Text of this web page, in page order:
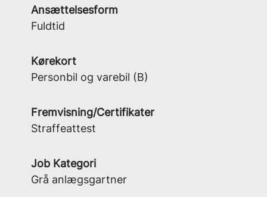
Ansættelsesform
Fuldtid
Kørekort
Personbil og varebil (B)
Fremvisning/Certifikater
Straffeattest
Job Kategori
Grå anlægsgartner